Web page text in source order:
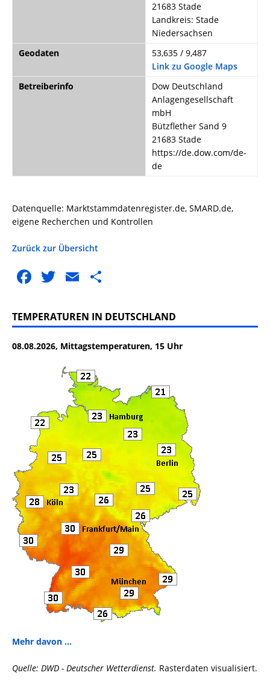
21683 Stade
Landkreis: Stade
Niedersachsen
Geodaten
53,635 / 9,487
Link zu Google Maps
Betreiberinfo
Dow Deutschland
Anlagengesellschaft
mbH
Bützflether Sand 9
21683 Stade
https://de.dow.com/de-
de
Datenquelle: Marktstammdatenregister.de, SMARD.de,
eigene Recherchen und Kontrollen
Zurück zur Übersicht
F
c
e
b
k
T
it
te
r
E
ai
l
le
n
TEMPERATUREN IN DEUTSCHLAND
08.08.2026, Mittagstemperaturen, 15 Uhr
Mehr davon ...
Quelle: DWD - Deutscher Wetterdienst. Rasterdaten visualisiert.